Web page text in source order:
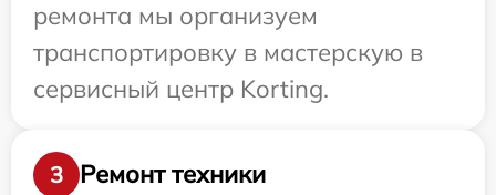
ремонта мы организуем
транспортировку в мастерскую в
сервисный центр Korting.
3
Ремонт техники